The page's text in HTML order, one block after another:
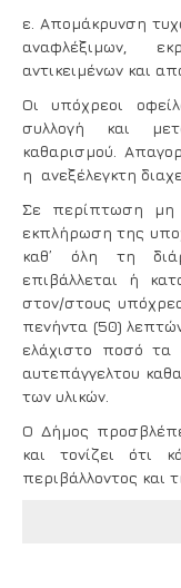
ε. Απομάκρυνση
αναφλέξιμων,
αντικειμένων και
Οι υπόχρεοι
συλλογή και
καθαρισμού.
η ανεξέλεγκτη
Σε περίπτωση μη
εκπλήρωση της
καθ’ όλη τη
επιβάλλεται ή
στον/στους
πενήντα (50)
ελάχιστο ποσό τα
αυτεπάγγελτου
των υλικών.
Ο Δήμος
και τονίζει ότι
περιβάλλοντος και